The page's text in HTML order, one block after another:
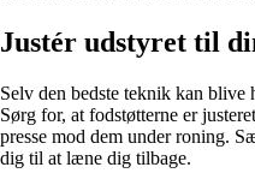
Justér udstyret til
Selv den bedste teknik kan
Sørg for, at fodstøtterne er
presse mod dem under roning.
dig til at læne dig tilbage.